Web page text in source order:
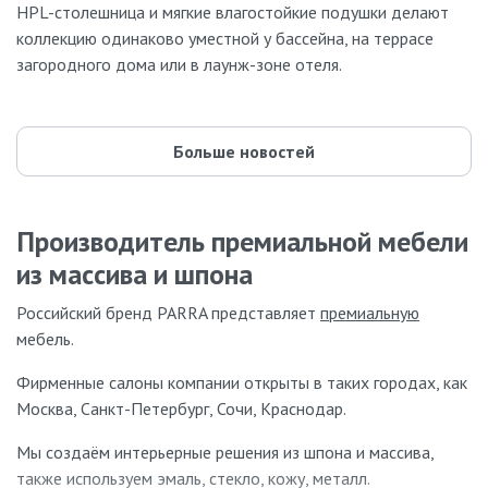
HPL-столешница и мягкие влагостойкие подушки делают
коллекцию одинаково уместной у бассейна, на террасе
загородного дома или в лаунж-зоне отеля.
Больше новостей
Производитель премиальной мебели
из массива и шпона
Российский бренд PARRA представляет премиальную
мебель.
Фирменные салоны компании открыты в таких городах, как
Москва, Санкт-Петербург, Сочи, Краснодар.
Мы создаём интерьерные решения из шпона и массива,
также используем эмаль, стекло, кожу, металл.